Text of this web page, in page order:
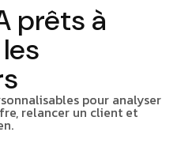
prêts à
pour analyser
relancer un client et